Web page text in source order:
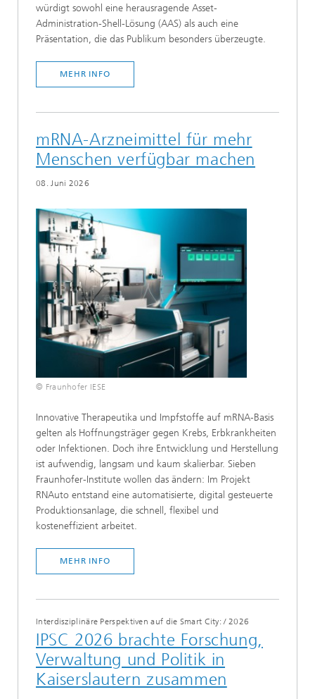
würdigt sowohl eine herausragende Asset-
Administration-Shell-Lösung (AAS) als auch eine
Präsentation, die das Publikum besonders überzeugte.
MEHR INFO
mRNA-Arzneimittel für mehr
Menschen verfügbar machen
08. Juni 2026
© Fraunhofer IESE
Innovative Therapeutika und Impfstoffe auf mRNA-Basis
gelten als Hoffnungsträger gegen Krebs, Erbkrankheiten
oder Infektionen. Doch ihre Entwicklung und Herstellung
ist aufwendig, langsam und kaum skalierbar. Sieben
Fraunhofer-Institute wollen das ändern: Im Projekt
RNAuto entstand eine automatisierte, digital gesteuerte
Produktionsanlage, die schnell, flexibel und
kosteneffizient arbeitet.
MEHR INFO
Interdisziplinäre Perspektiven auf die Smart City: / 2026
IPSC 2026 brachte Forschung,
Verwaltung und Politik in
Kaiserslautern zusammen